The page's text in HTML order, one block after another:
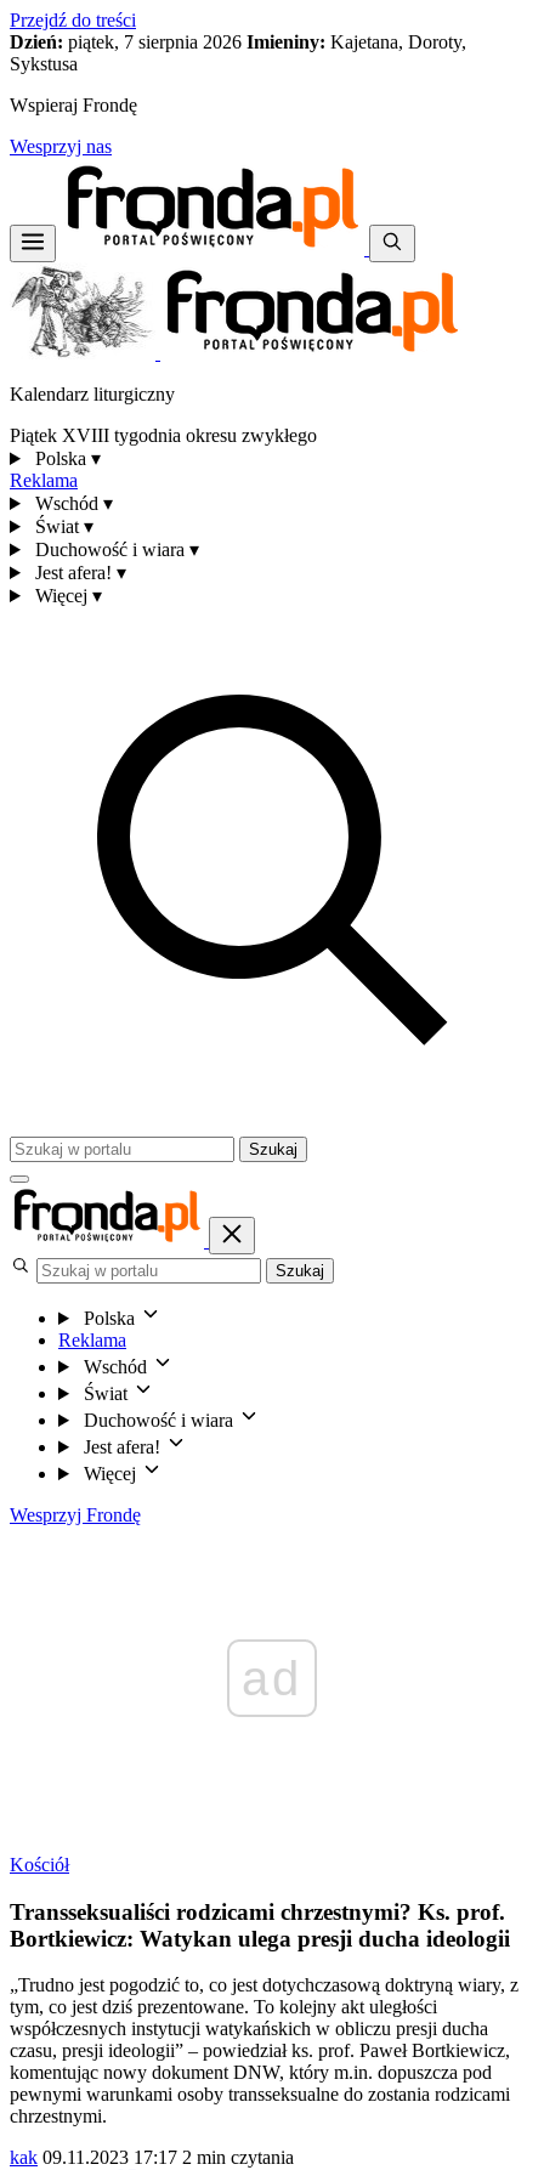
Przejdź do treści
Dzień: piątek, 7 sierpnia 2026 Imieniny: Kajetana, Doroty,
Sykstusa
Wspieraj Frondę
Wesprzyj nas
Kalendarz liturgiczny
Piątek XVIII tygodnia okresu zwykłego
Polska ▾
Reklama
Wschód ▾
Świat ▾
Duchowość i wiara ▾
Jest afera! ▾
Więcej ▾
Szukaj
Szukaj
Polska
Reklama
Wschód
Świat
Duchowość i wiara
Jest afera!
Więcej
Wesprzyj Frondę
ad
Kościół
Transseksualiści rodzicami chrzestnymi? Ks. prof.
Bortkiewicz: Watykan ulega presji ducha ideologii
„Trudno jest pogodzić to, co jest dotychczasową doktryną wiary, z
tym, co jest dziś prezentowane. To kolejny akt uległości
współczesnych instytucji watykańskich w obliczu presji ducha
czasu, presji ideologii” – powiedział ks. prof. Paweł Bortkiewicz,
komentując nowy dokument DNW, który m.in. dopuszcza pod
pewnymi warunkami osoby transseksualne do zostania rodzicami
chrzestnymi.
kak 09.11.2023 17:17 2 min czytania